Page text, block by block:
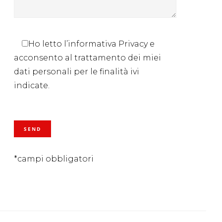
Ho letto l’informativa Privacy e
acconsento al trattamento dei miei
dati personali per le finalità ivi
indicate.
*campi obbligatori